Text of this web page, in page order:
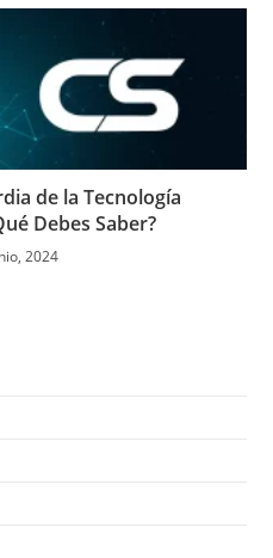
de la Tecnología
Debes Saber?
2024